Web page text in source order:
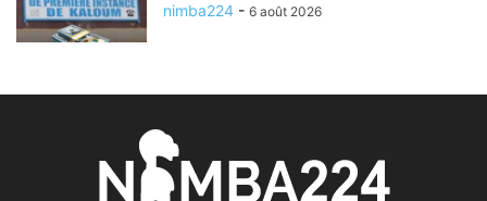
nimba224 - 6 août 2026